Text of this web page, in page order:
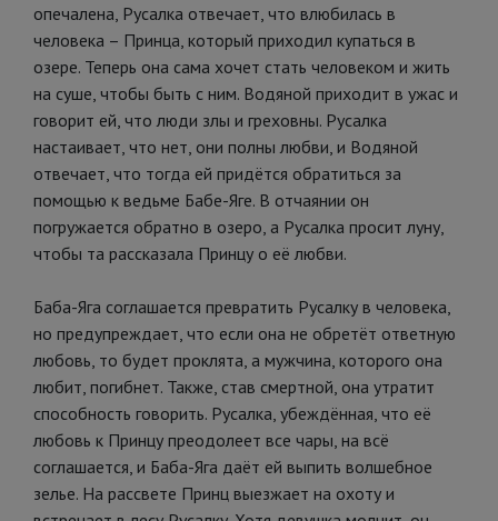
опечалена, Русалка отвечает, что влюбилась в
человека – Принца, который приходил купаться в
озере. Теперь она сама хочет стать человеком и жить
на суше, чтобы быть с ним. Водяной приходит в ужас и
говорит ей, что люди злы и греховны. Русалка
настаивает, что нет, они полны любви, и Водяной
отвечает, что тогда ей придётся обратиться за
помощью к ведьме Бабе-Яге. В отчаянии он
погружается обратно в озеро, а Русалка просит луну,
чтобы та рассказала Принцу о её любви.
Баба-Яга соглашается превратить Русалку в человека,
но предупреждает, что если она не обретёт ответную
любовь, то будет проклята, а мужчина, которого она
любит, погибнет. Также, став смертной, она утратит
способность говорить. Русалка, убеждённая, что её
любовь к Принцу преодолеет все чары, на всё
соглашается, и Баба-Яга даёт ей выпить волшебное
зелье. На рассвете Принц выезжает на охоту и